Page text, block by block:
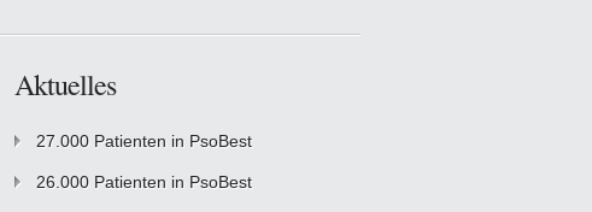
Aktuelles
27.000 Patienten in PsoBest
26.000 Patienten in PsoBest